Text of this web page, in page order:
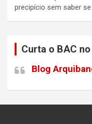
precipício sem saber
Curta o BAC
Blog